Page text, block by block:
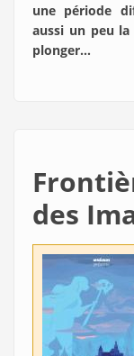
une période
aussi un peu
plonger…
des